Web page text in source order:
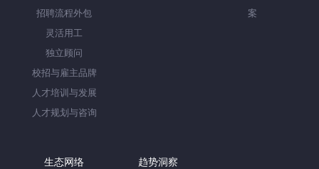
招聘流程外包
灵活用工
独立顾问
校招与雇主品牌
人才培训与发展
人才规划与咨询
案
生态网络 趋势洞察